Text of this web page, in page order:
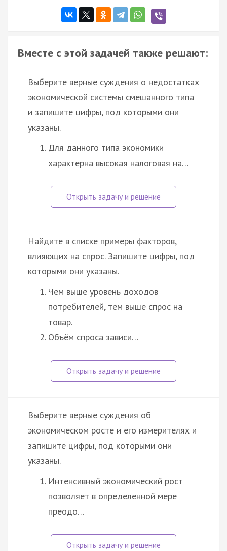
Вместе с этой задачей также решают:
Выберите верные суждения о недостатках
экономической системы смешанного типа
и запишите цифры, под которыми они
указаны.
Для данного типа экономики
характерна высокая налоговая на…
Найдите в списке примеры факторов,
влияющих на спрос. Запишите цифры, под
которыми они указаны.
Чем выше уровень доходов
потребителей, тем выше спрос на
товар.
Объём спроса зависи…
Выберите верные суждения об
экономическом росте и его измерителях и
запишите цифры, под которыми они
указаны.
Интенсивный экономический рост
позволяет в определенной мере
преодо…